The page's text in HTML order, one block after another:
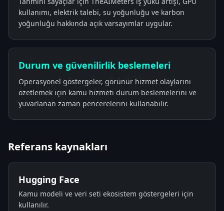
kullanımı, elektrik talebi, su yoğunluğu ve karbon
yoğunluğu hakkında açık varsayımlar uygular.
Durum ve güvenilirlik beslemeleri
Operasyonel göstergeler, görünür hizmet olaylarını
özetlemek için kamu hizmeti durum beslemelerini ve
yuvarlanan zaman pencerelerini kullanabilir.
Referans kaynakları
Hugging Face
Kamu modeli ve veri seti ekosistem göstergeleri için
kullanılır.